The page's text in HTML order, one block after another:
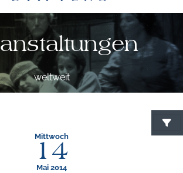
weltweit
Mittwoch
14
Mai 2014